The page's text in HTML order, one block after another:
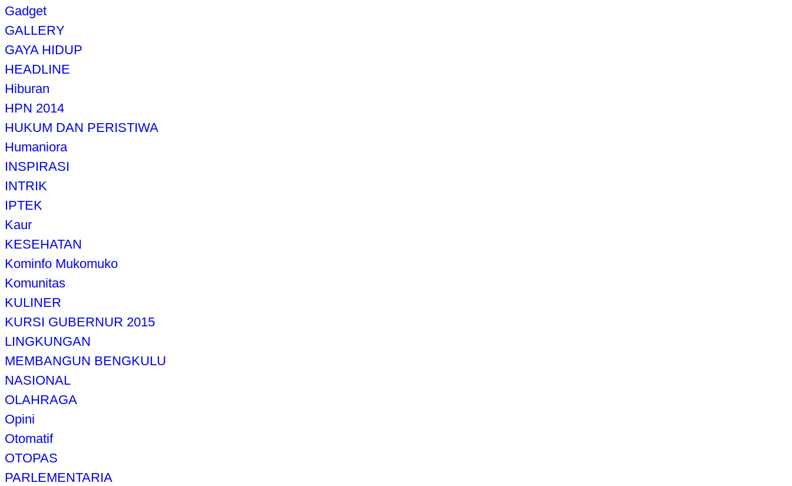
Gadget
GALLERY
GAYA HIDUP
HEADLINE
Hiburan
HPN 2014
HUKUM DAN PERISTIWA
Humaniora
INSPIRASI
INTRIK
IPTEK
Kaur
KESEHATAN
Kominfo Mukomuko
Komunitas
KULINER
KURSI GUBERNUR 2015
LINGKUNGAN
MEMBANGUN BENGKULU
NASIONAL
OLAHRAGA
Opini
Otomatif
OTOPAS
PARLEMENTARIA